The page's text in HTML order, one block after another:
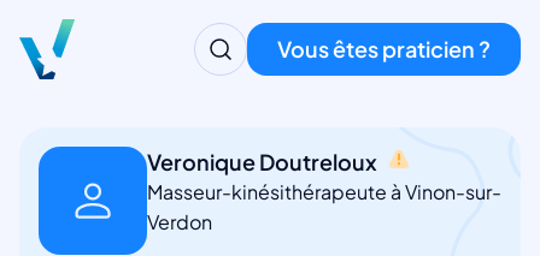
Vous êtes praticien ?
Veronique Doutreloux
Masseur-kinésithérapeute à Vinon-sur-
Verdon